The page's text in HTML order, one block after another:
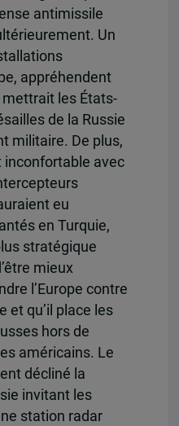
antimissile
Un
appréhendent
mettrait les États-
de la Russie
militaire. De plus,
inconfortable avec
eu
en Turquie,
stratégique
mieux
l’Europe contre
et qu’il place les
hors de
américains. Le
décliné la
invitant les
station radar